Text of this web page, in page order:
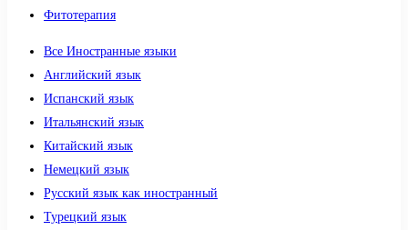
Фитотерапия
Все Иностранные языки
Английский язык
Испанский язык
Итальянский язык
Китайский язык
Немецкий язык
Русский язык как иностранный
Турецкий язык